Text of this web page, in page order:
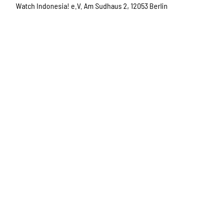
Watch Indonesia! e.V. Am Sudhaus 2, 12053 Berlin